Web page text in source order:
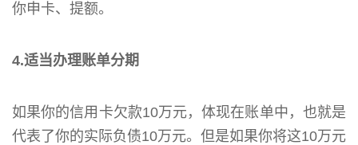
你申卡、提额。
4.适当办理账单分期
如果你的信用卡欠款10万元，体现在账单中，也就是
代表了你的实际负债10万元。但是如果你将这10万元